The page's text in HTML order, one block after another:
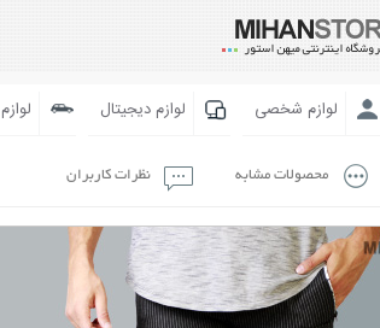
لوازم شخصی لوازم دیجیتال
محصولات مشابه نظرات کاربران